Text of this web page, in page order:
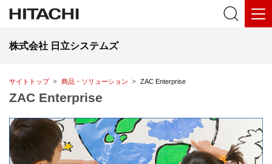
株式会社 日立システムズ
サイトトップ 商品・ソリューション ZAC Enterprise
ZAC Enterprise